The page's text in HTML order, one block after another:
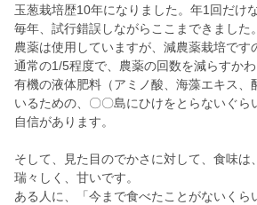
玉葱栽培歴10年になりました。年1回だけな
毎年、試行錯誤しながらここまできました。
農薬は使用していますが、減農薬栽培です
通常の1/5程度で、農薬の回数を減らすか
有機の液体肥料（アミノ酸、海藻エキス、
いるための、〇〇島にひけをとらないぐら
自信があります。
そして、見た目のでかさに対して、食味は
瑞々しく、甘いです。
ある人に、「今まで食べたことがないくら